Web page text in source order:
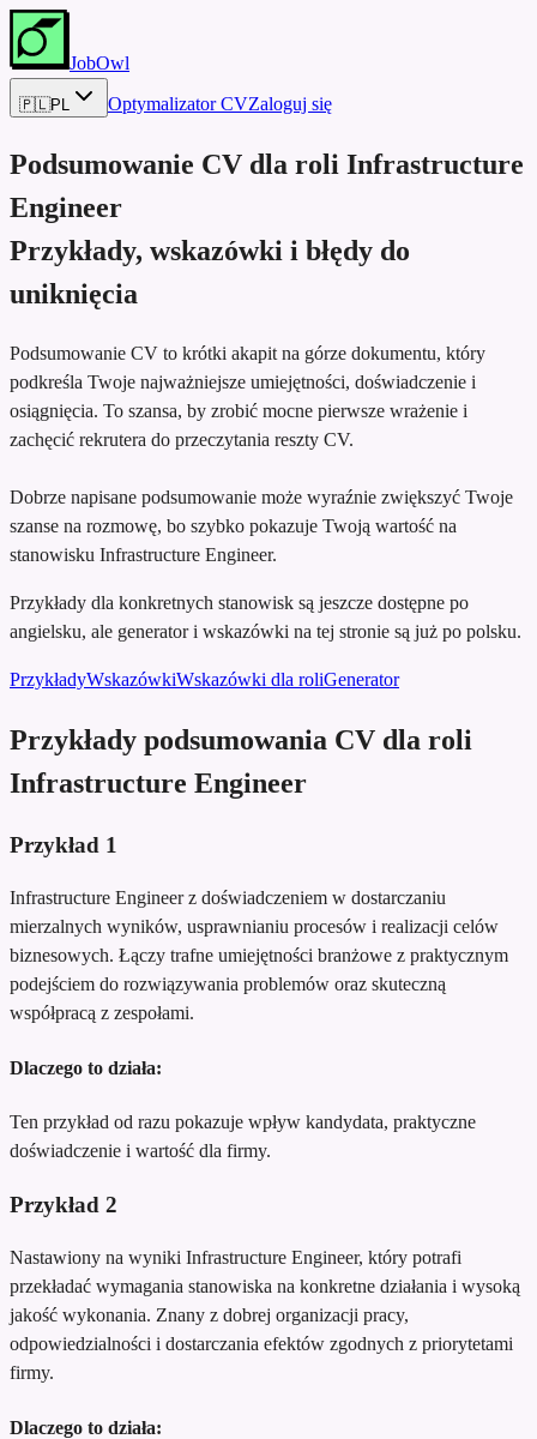
JobOwl
🇵🇱PL Optymalizator CVZaloguj się
Podsumowanie CV dla roli Infrastructure
Engineer
Przykłady, wskazówki i błędy do
uniknięcia
Podsumowanie CV to krótki akapit na górze dokumentu, który
podkreśla Twoje najważniejsze umiejętności, doświadczenie i
osiągnięcia. To szansa, by zrobić mocne pierwsze wrażenie i
zachęcić rekrutera do przeczytania reszty CV.
Dobrze napisane podsumowanie może wyraźnie zwiększyć Twoje
szanse na rozmowę, bo szybko pokazuje Twoją wartość na
stanowisku Infrastructure Engineer.
Przykłady dla konkretnych stanowisk są jeszcze dostępne po
angielsku, ale generator i wskazówki na tej stronie są już po polsku.
PrzykładyWskazówkiWskazówki dla roliGenerator
Przykłady podsumowania CV dla roli
Infrastructure Engineer
Przykład 1
Infrastructure Engineer z doświadczeniem w dostarczaniu
mierzalnych wyników, usprawnianiu procesów i realizacji celów
biznesowych. Łączy trafne umiejętności branżowe z praktycznym
podejściem do rozwiązywania problemów oraz skuteczną
współpracą z zespołami.
Dlaczego to działa:
Ten przykład od razu pokazuje wpływ kandydata, praktyczne
doświadczenie i wartość dla firmy.
Przykład 2
Nastawiony na wyniki Infrastructure Engineer, który potrafi
przekładać wymagania stanowiska na konkretne działania i wysoką
jakość wykonania. Znany z dobrej organizacji pracy,
odpowiedzialności i dostarczania efektów zgodnych z priorytetami
firmy.
Dlaczego to działa: